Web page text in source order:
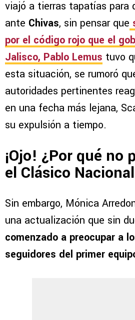
viajó a tierras tapatías para
ante Chivas, sin pensar que
por el código rojo que el
Jalisco, Pablo Lemus tuvo
esta situación, se rumoró
autoridades pertinentes
en una fecha más lejana,
su expulsión a tiempo.
¡Ojo! ¿Por qué no
el Clásico
Sin embargo, Mónica
una actualización que sin
comenzado a preocupar a
seguidores del primer